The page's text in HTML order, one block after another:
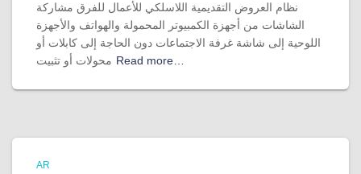
نظام العروض التقديمية اللاسلكي للأعمال للفرق مشاركة
الشاشات من أجهزة الكمبيوتر المحمولة والهواتف والأجهزة
اللوحية إلى شاشة غرفة الاجتماعات دون الحاجة إلى كابلات أو
محولات أو تثبيت Read more…
AR